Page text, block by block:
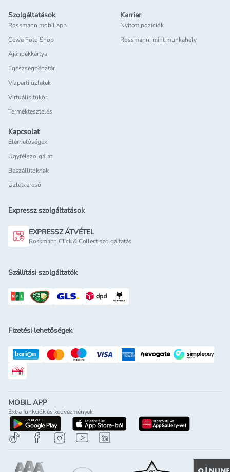
Szolgáltatások
Rossmann mobil app
Cewe Foto Shop
Ajándékkártya
Egészségpénztár
Vízparti üzletek
Virtuális tükör
Terméktesztelés
Karrier
Nyitott pozíciók
Rossmann, mint munkahely
Kapcsolat
Elérhetőségek
Ügyfélszolgálat
Beszállítóknak
Üzletkereső
Expressz szolgáltatások
EXPRESSZ ÁTVÉTEL
Rossmann Click & Collect szolgáltatás
Szállítási szolgáltatók
Fizetési lehetőségek
Rossmann ajándékkártya
MOBIL APP
Extra funkciók és kedvezmények
letöltés a google-play-rölletöltés az app-store-ból
letöltés